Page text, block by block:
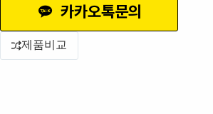
카카오톡문의
제품비교